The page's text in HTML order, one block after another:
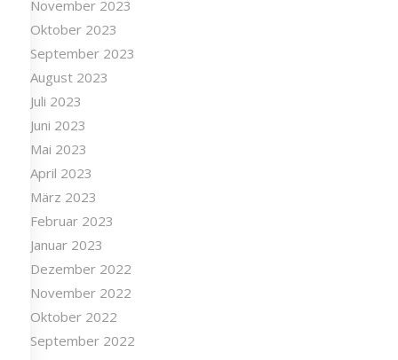
November 2023
Oktober 2023
September 2023
August 2023
Juli 2023
Juni 2023
Mai 2023
April 2023
März 2023
Februar 2023
Januar 2023
Dezember 2022
November 2022
Oktober 2022
September 2022